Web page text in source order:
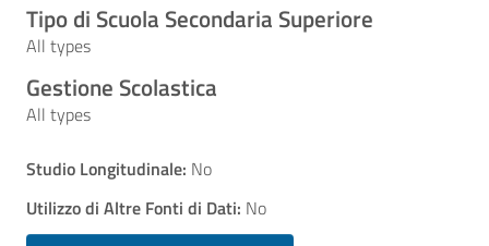
Tipo di Scuola Secondaria Superiore
All types
Gestione Scolastica
All types
Studio Longitudinale: No
Utilizzo di Altre Fonti di Dati: No